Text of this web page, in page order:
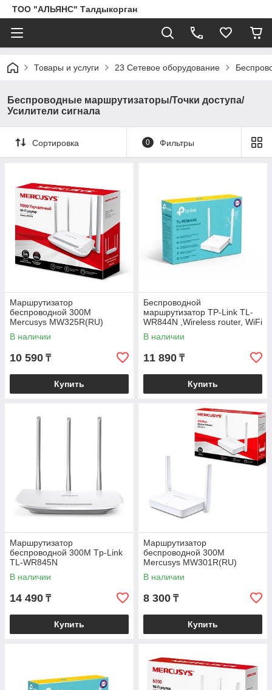
ТОО "АЛЬЯНС" Талдыкорган
Товары и услуги 23 Сетевое оборудование
Беспроводные маршрутизаторы/Точки доступа/
Усилители сигнала
Сортировка 0 Фильтры
Маршрутизатор
беспроводной 300M
Mercusys MW325R(RU)
В наличии
10 590 ₸
Купить
Беспроводной
маршрутизатор TP-Link TL-
WR844N ,Wireless router, WiFi
4 (300M), (4+1) x 10/100M
В наличии
11 890 ₸
Купить
Маршрутизатор
беспроводной 300M Tp-Link
TL-WR845N
В наличии
14 490 ₸
Купить
Маршрутизатор
беспроводной 300M
Mercusys MW301R(RU)
В наличии
8 300 ₸
Купить